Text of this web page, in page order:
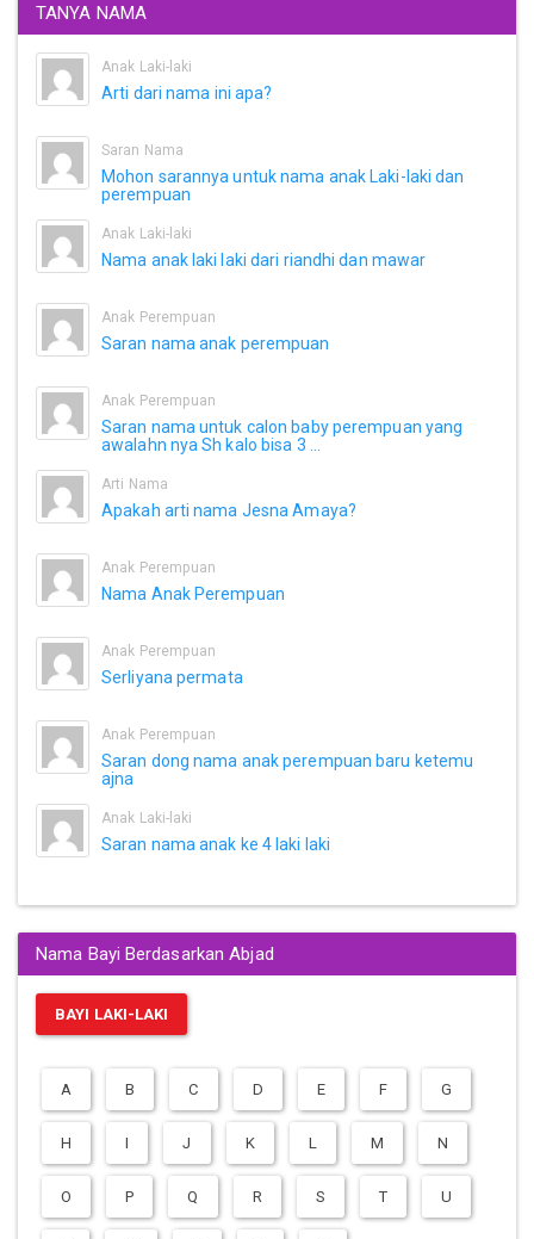
TANYA NAMA
Anak Laki-laki
Arti dari nama ini apa?
Saran Nama
Mohon sarannya untuk nama anak Laki-laki dan
perempuan
Anak Laki-laki
Nama anak laki laki dari riandhi dan mawar
Anak Perempuan
Saran nama anak perempuan
Anak Perempuan
Saran nama untuk calon baby perempuan yang
awalahn nya Sh kalo bisa 3 ...
Arti Nama
Apakah arti nama Jesna Amaya?
Anak Perempuan
Nama Anak Perempuan
Anak Perempuan
Serliyana permata
Anak Perempuan
Saran dong nama anak perempuan baru ketemu
ajna
Anak Laki-laki
Saran nama anak ke 4 laki laki
Nama Bayi Berdasarkan Abjad
BAYI LAKI-LAKI
A B C D E F G
H I J K L M N
O P Q R S T U